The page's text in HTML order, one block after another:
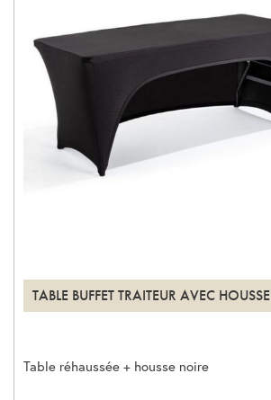
TABLE BUFFET TRAITEUR AVEC HOUSSE
Table réhaussée + housse noire